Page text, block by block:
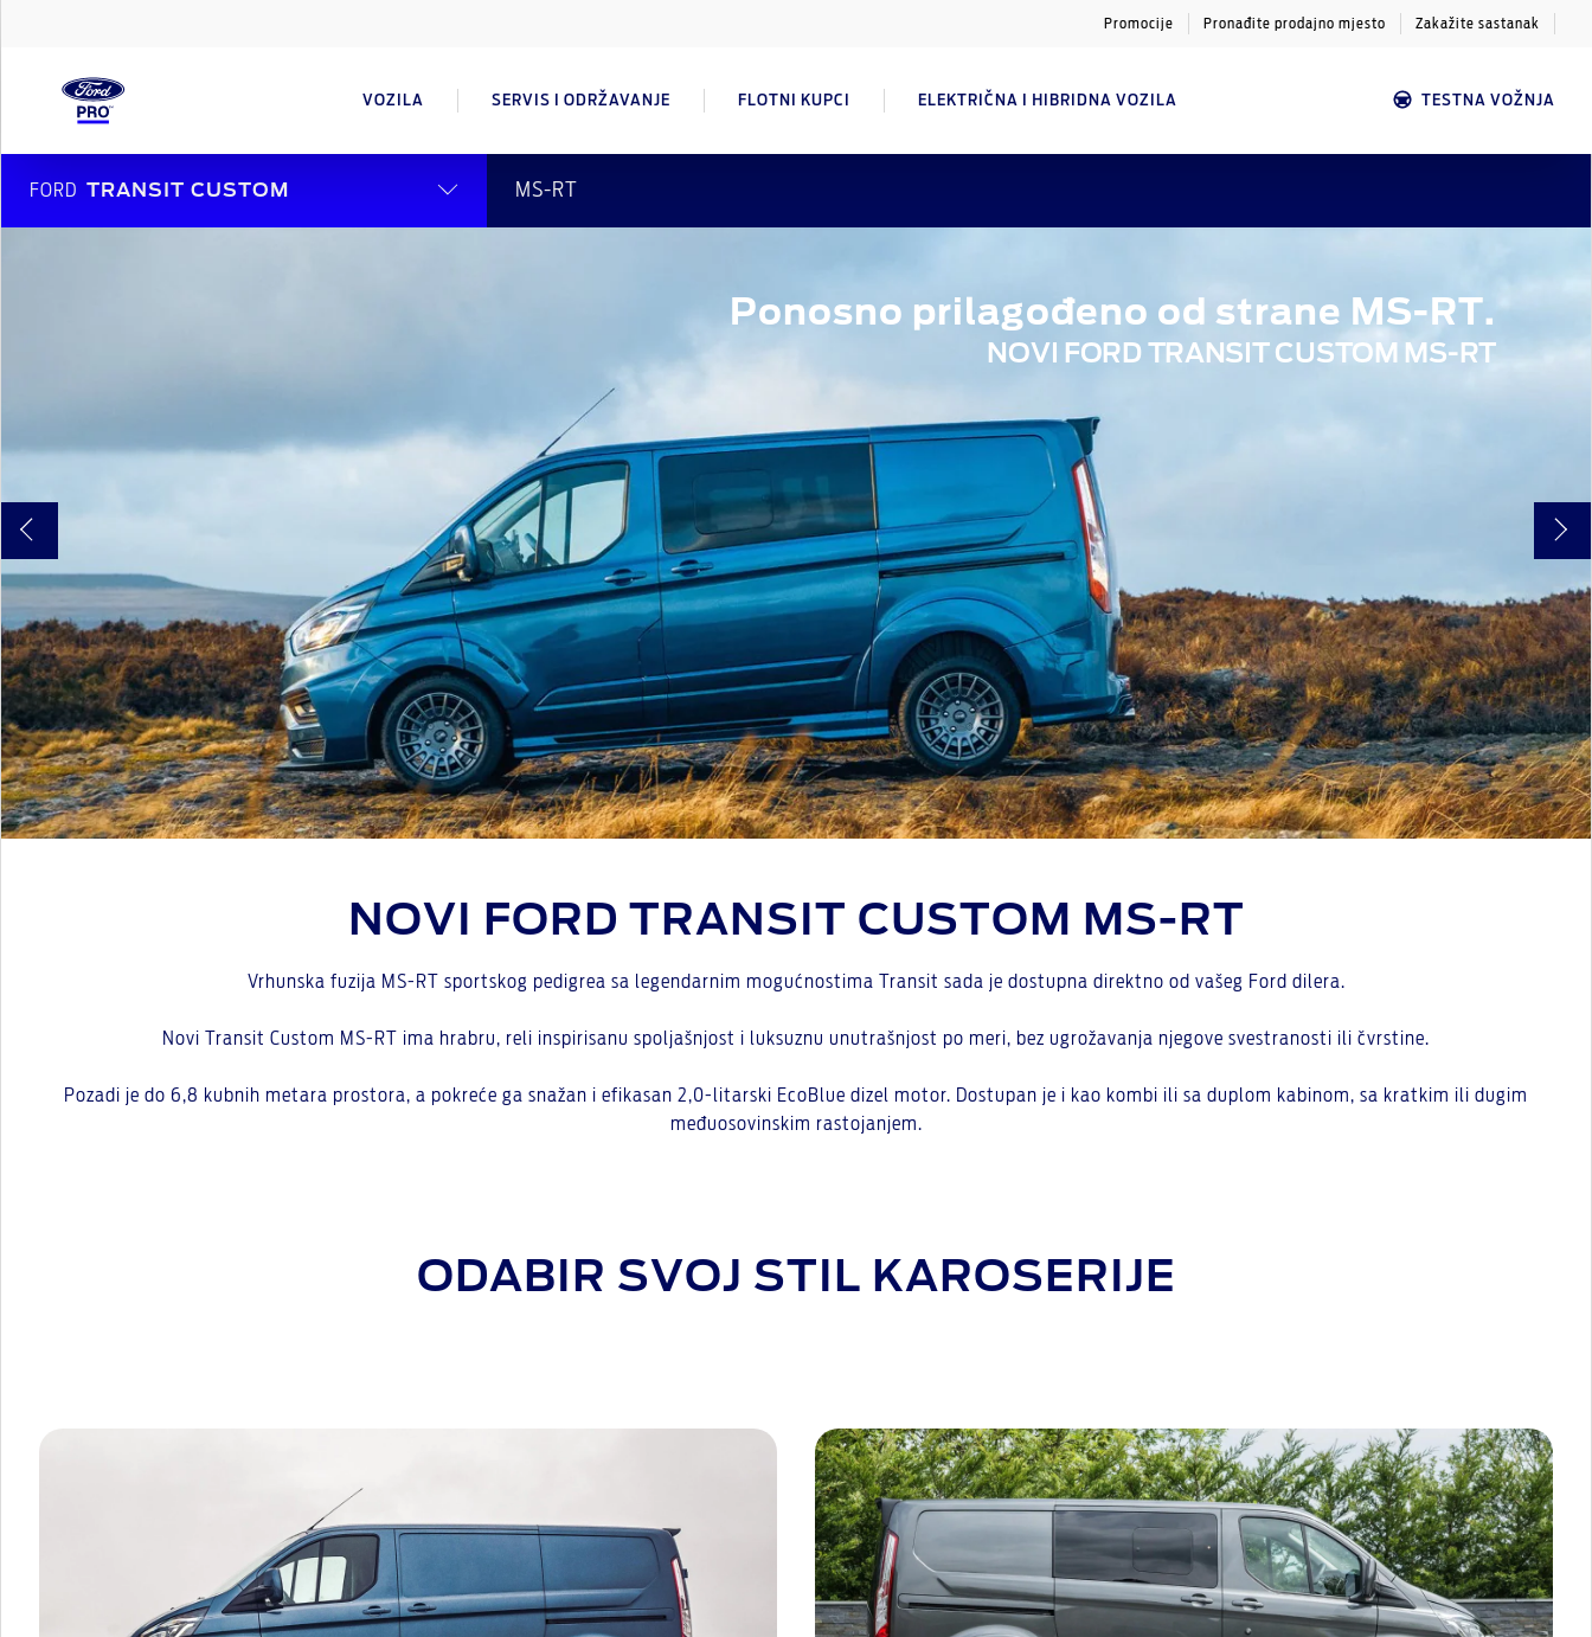
Promocije Pronađite prodajno mjesto Zakažite sastanak
VOZILA SERVIS I ODRŽAVANJE FLOTNI KUPCI ELEKTRIČNA I HIBRIDNA VOZILA TESTNA VOŽNJA
FORD TRANSIT CUSTOM MS-RT
Ponosno prilagođeno od strane MS-RT.
NOVI FORD TRANSIT CUSTOM MS-RT
NOVI FORD TRANSIT CUSTOM MS-RT
Vrhunska fuzija MS-RT sportskog pedigrea sa legendarnim mogućnostima Transit sada je dostupna direktno od vašeg Ford dilera.
Novi Transit Custom MS-RT ima hrabru, reli inspirisanu spoljašnjost i luksuznu unutrašnjost po meri, bez ugrožavanja njegove svestranosti ili čvrstine.
Pozadi je do 6,8 kubnih metara prostora, a pokreće ga snažan i efikasan 2,0-litarski EcoBlue dizel motor. Dostupan je i kao kombi ili sa duplom kabinom, sa kratkim ili dugim
međuosovinskim rastojanjem.
ODABIR SVOJ STIL KAROSERIJE